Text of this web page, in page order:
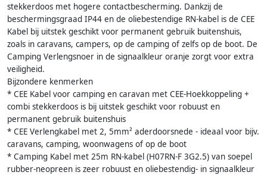
stekkerdoos met hogere contactbescherming. Dankzij de
beschermingsgraad IP44 en de oliebestendige RN-kabel is de CEE
Kabel bij uitstek geschikt voor permanent gebruik buitenshuis,
zoals in caravans, campers, op de camping of zelfs op de boot. De
Camping Verlengsnoer in de signaalkleur oranje zorgt voor extra
veiligheid.
Bijzondere kenmerken
* CEE Kabel voor camping en caravan met CEE-Hoekkoppeling +
combi stekkerdoos is bij uitstek geschikt voor robuust en
permanent gebruik buitenshuis
* CEE Verlengkabel met 2, 5mm² aderdoorsnede - ideaal voor bijv.
caravans, camping, woonwagens of op de boot
* Camping Kabel met 25m RN-kabel (H07RN-F 3G2.5) van soepel
rubber-neopreen is zeer robuust en oliebestendig- in signaalkleur